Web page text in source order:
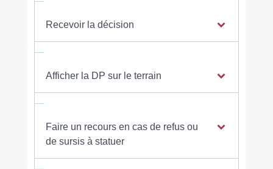
Recevoir la décision
Afficher la DP sur le terrain
Faire un recours en cas de refus ou
de sursis à statuer